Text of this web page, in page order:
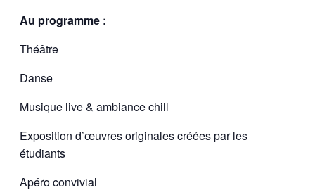
Au programme :
Théâtre
Danse
Musique live & ambiance chill
Exposition d’œuvres originales créées par les
étudiants
Apéro convivial